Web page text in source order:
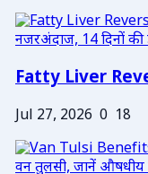
Fatty Liver
Jul 27, 2026 0 18